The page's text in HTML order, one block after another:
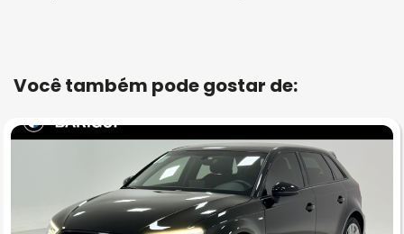
Você também pode gostar de: